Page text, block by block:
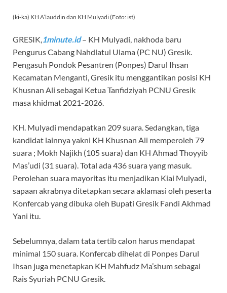
(ki-ka) KH A’lauddin dan KH Mulyadi (Foto: ist)
GRESIK,1minute.id– KH Mulyadi, nakhoda baru
Pengurus Cabang Nahdlatul Ulama (PC NU) Gresik.
Pengasuh Pondok Pesantren (Ponpes) Darul Ihsan
Kecamatan Menganti, Gresik itu menggantikan posisi KH
Khusnan Ali sebagai Ketua Tanfidziyah PCNU Gresik
masa khidmat 2021-2026.
KH. Mulyadi mendapatkan 209 suara. Sedangkan, tiga
kandidat lainnya yakni KH Khusnan Ali memperoleh 79
suara ; Mokh Najikh (105 suara) dan KH Ahmad Thoyyib
Mas’udi (31 suara). Total ada 436 suara yang masuk.
Perolehan suara mayoritas itu menjadikan Kiai Mulyadi,
sapaan akrabnya ditetapkan secara aklamasi oleh peserta
Konfercab yang dibuka oleh Bupati Gresik Fandi Akhmad
Yani itu.
Sebelumnya, dalam tata tertib calon harus mendapat
minimal 150 suara. Konfercab dihelat di Ponpes Darul
Ihsan juga menetapkan KH Mahfudz Ma’shum sebagai
Rais Syuriah PCNU Gresik.